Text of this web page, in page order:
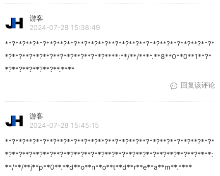
游客
2024-07-28 15:38:49
**?**?**?**?**?**?**?**?**?**?**?**?**?**?**?**?**?**?**?**?*
*?**?**?**?**?**?**?**?**?**?****:**/**/****.**8**0**0**1**?*
*?**?**?**?**?**.****
回复该评论
游客
2024-07-28 15:45:15
**?**?**?**?**?**?**?**?**?**?**?**?**?**?**?**?**?**?**?**?*
*?**?**?**?**?**?**?**?**?**?**?**?**?**?**?**?**?**?**?****:
**/**/**j**p**0**.**d**o**n**o**t**d**r**e**a**m**.****